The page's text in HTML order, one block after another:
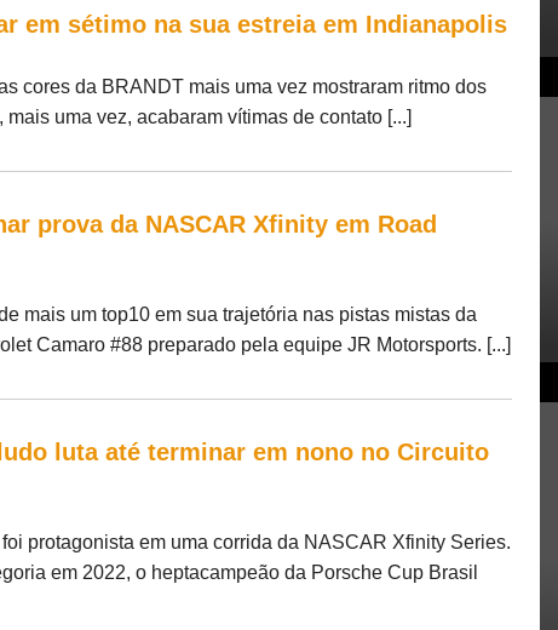
em sétimo na sua estreia em Indianapolis
cores da BRANDT mais uma vez mostraram ritmo dos
uma vez, acabaram vítimas de contato [...]
prova da NASCAR Xfinity em Road
mais um top10 em sua trajetória nas pistas mistas da
Camaro #88 preparado pela equipe JR Motorsports. [...]
luta até terminar em nono no Circuito
protagonista em uma corrida da NASCAR Xfinity Series.
em 2022, o heptacampeão da Porsche Cup Brasil